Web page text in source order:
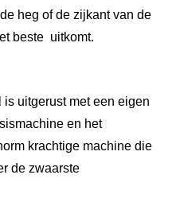
heg of de zijkant van de
beste uitkomt.
uitgerust met een eigen
en het
krachtige machine die
de zwaarste